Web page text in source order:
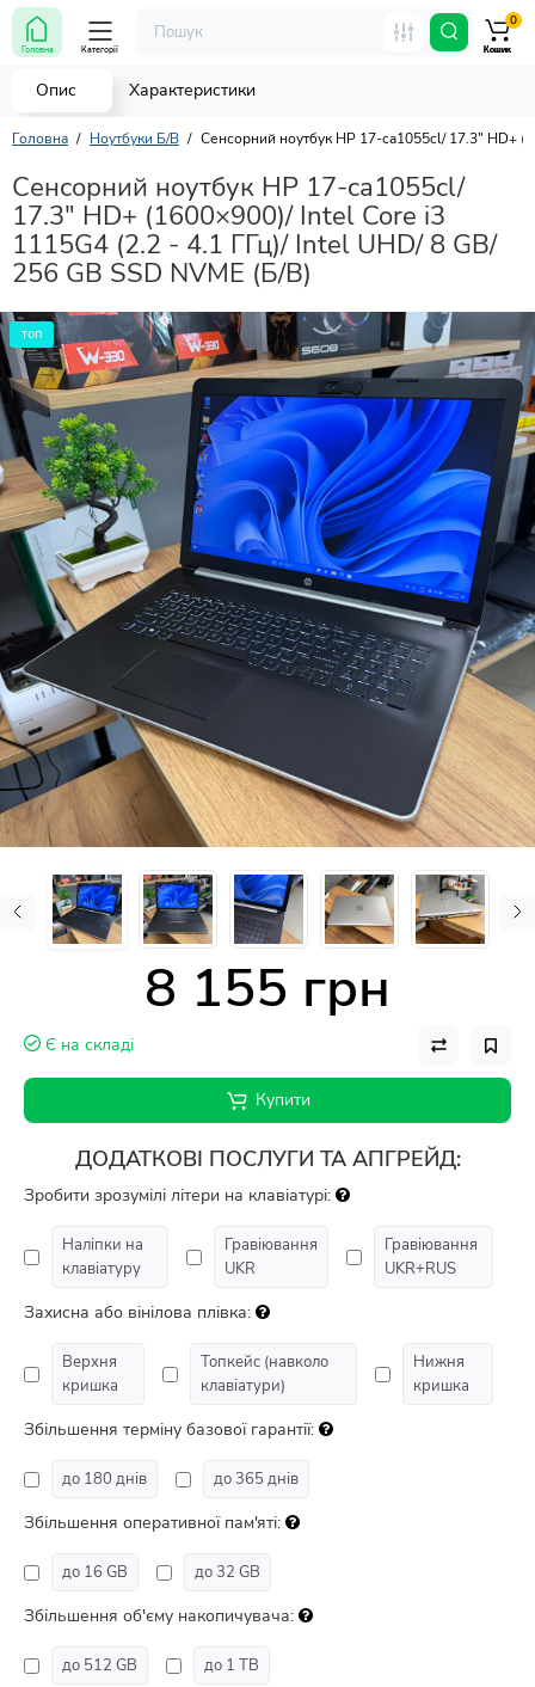
Головна Категорії
0
Кошик
Кошик
Кошик
Головна Ноутбуки Б/В Сенсорний ноутбук HP 17-ca1055cl/ 17.3" HD+
Сенсорний ноутбук HP 17-ca1055cl/
17.3" HD+ (1600×900)/ Intel Core i3
1115G4 (2.2 - 4.1 ГГц)/ Intel UHD/ 8 GB/
256 GB SSD NVME (Б/В)
топ
8 155 грн
Є на складі
Купити
ДОДАТКОВІ ПОСЛУГИ ТА АПГРЕЙД:
Зробити зрозумілі літери на клавіатурі:
Наліпки на
клавіатуру
Гравіювання
UKR
Гравіювання
UKR+RUS
Захисна або вінілова плівка:
Верхня
кришка
Топкейс (навколо
клавіатури)
Нижня
кришка
Збільшення терміну базової гарантії:
до 180 днів до 365 днів
Збільшення оперативної пам'яті:
до 16 GB до 32 GB
Збільшення об'єму накопичувача:
до 512 GB до 1 TB
Опис Характеристики